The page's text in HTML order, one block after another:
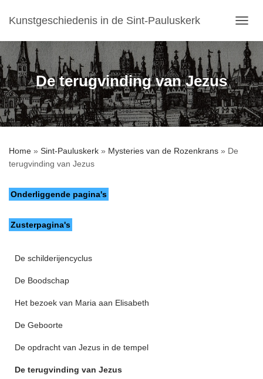
Kunstgeschiedenis in de Sint-Pauluskerk
O
G
G
L
E
N
A
V
De terugvinding van Jezus
Home » Sint-Pauluskerk » Mysteries van de Rozenkrans » De
terugvinding van Jezus
Onderliggende pagina's
Zusterpagina's
De schilderijencyclus
De Boodschap
Het bezoek van Maria aan Elisabeth
De Geboorte
De opdracht van Jezus in de tempel
De terugvinding van Jezus